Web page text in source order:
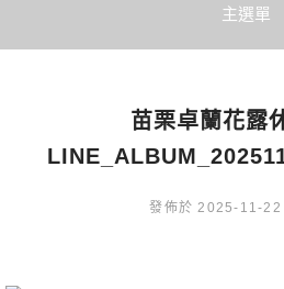
主選單
苗栗卓蘭花露
發佈於 2025-11-22